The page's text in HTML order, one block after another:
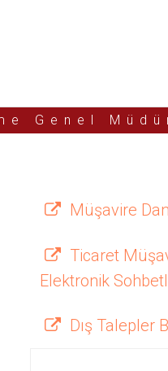
Genel
Müşavire
Ticaret
Elektronik
Dış Talepler